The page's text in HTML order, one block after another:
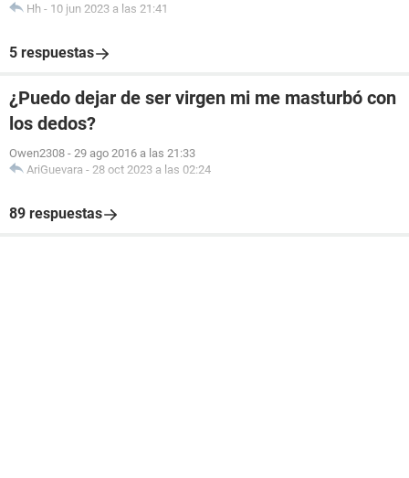
Hh - 10 jun 2023 a las 21:41
5 respuestas
¿Puedo dejar de ser virgen mi me masturbó con
los dedos?
Owen2308 - 29 ago 2016 a las 21:33
AriGuevara - 28 oct 2023 a las 02:24
89 respuestas